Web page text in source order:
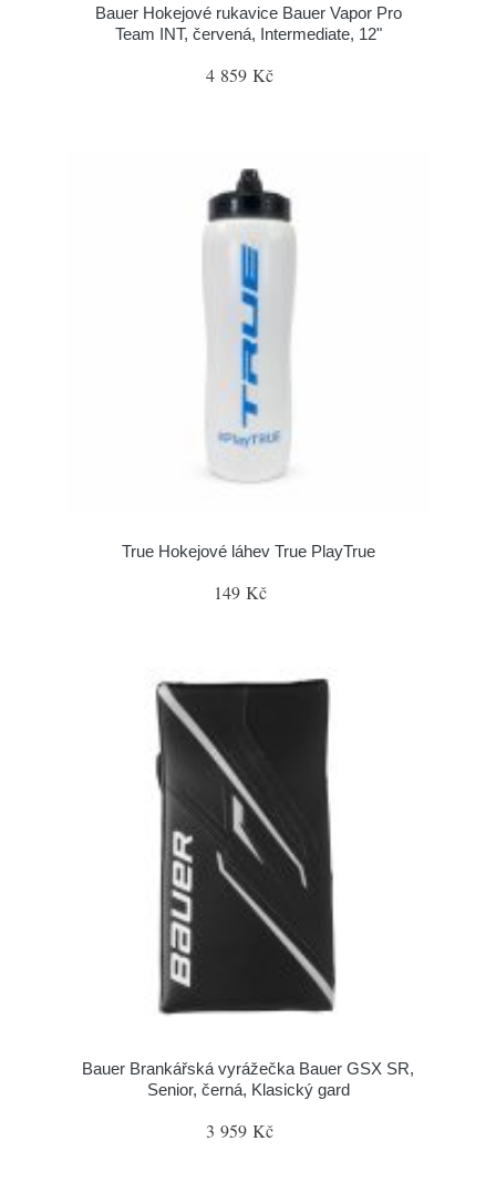
Bauer Hokejové rukavice Bauer Vapor Pro
Team INT, červená, Intermediate, 12"
4 859 Kč
True Hokejové láhev True PlayTrue
149 Kč
Bauer Brankářská vyrážečka Bauer GSX SR,
Senior, černá, Klasický gard
3 959 Kč